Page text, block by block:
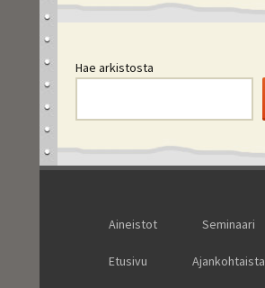
Hae arkistosta
Aineistot Seminaari
Etusivu Ajankohtaista